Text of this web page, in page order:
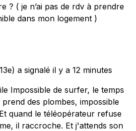
? ( je n’ai pas de rdv à prendre
dans mon logement )
a signalé il y a 12 minutes
Impossible de surfer, le temps
des plombes, impossible
quand le téléopérateur refuse
il raccroche. Et j'attends son